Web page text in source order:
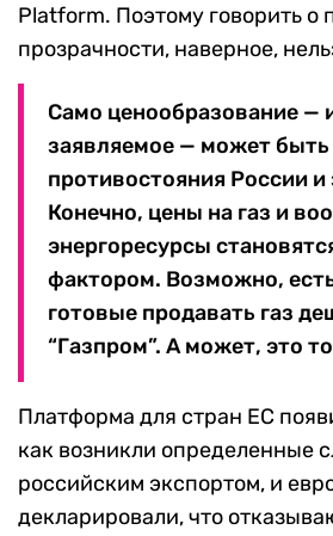
Platform. Поэтому говорить о
прозрачности, наверное,
Само ценообразование —
заявляемое — может
противостояния России
Конечно, цены на газ и
энергоресурсы
фактором. Возможно,
готовые продавать газ
“Газпром”. А может, это
Платформа для стран ЕС
как возникли определенные
российским экспортом, и
декларировали, что